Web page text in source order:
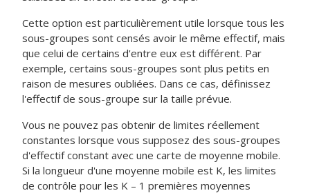
Cette option est particulièrement utile lorsque tous les
sous-groupes sont censés avoir le même effectif, mais
que celui de certains d'entre eux est différent. Par
exemple, certains sous-groupes sont plus petits en
raison de mesures oubliées. Dans ce cas, définissez
l'effectif de sous-groupe sur la taille prévue.
Vous ne pouvez pas obtenir de limites réellement
constantes lorsque vous supposez des sous-groupes
d'effectif constant avec une carte de moyenne mobile.
Si la longueur d'une moyenne mobile est K, les limites
de contrôle pour les K – 1 premières moyennes